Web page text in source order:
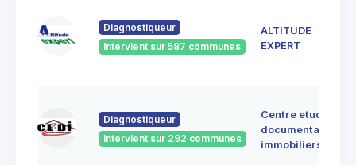
Diagnostiqueur
Intervient sur 587 communes
ALTITUDE
EXPERT
Diagnostiqueur
Intervient sur 292 communes
Centre etudes
documentation
immobiliers